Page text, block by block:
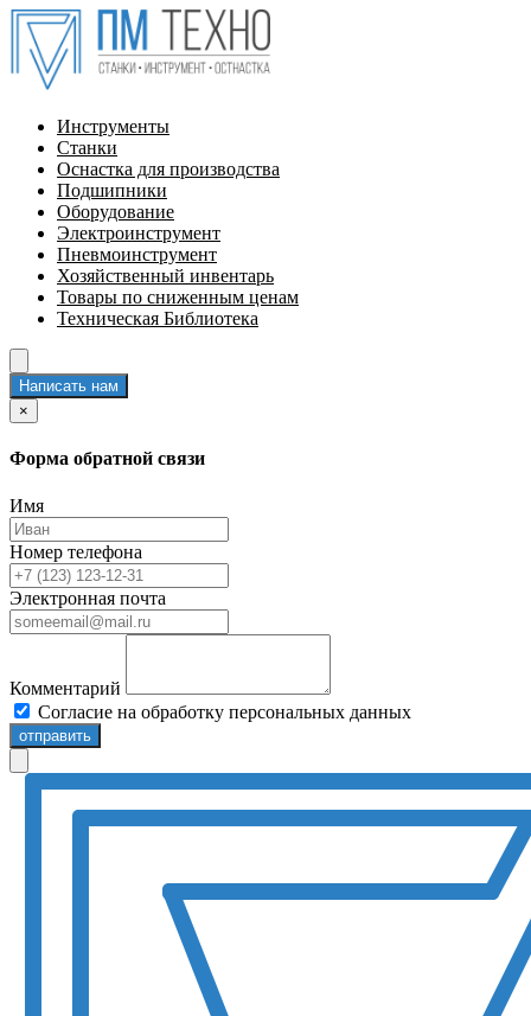
Инструменты
Станки
Оснастка для производства
Подшипники
Оборудование
Электроинструмент
Пневмоинструмент
Хозяйственный инвентарь
Товары по сниженным ценам
Техническая Библиотека
Написать нам
×
Форма обратной связи
Имя
Номер телефона
Электронная почта
Комментарий
Согласие на обработку персональных данных
отправить